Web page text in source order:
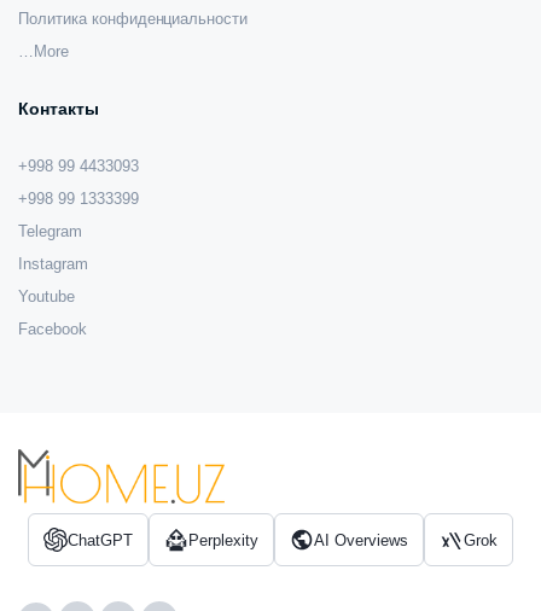
Политика конфиденциальности
…More
Контакты
+998 99 4433093
+998 99 1333399
Telegram
Instagram
Youtube
Facebook
ChatGPT Perplexity AI Overviews Grok